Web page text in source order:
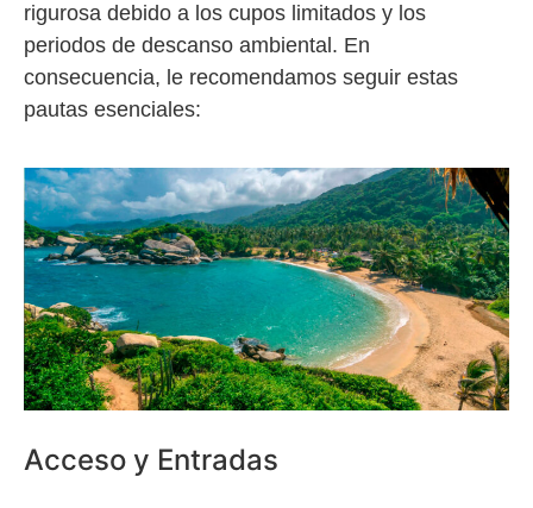
rigurosa debido a los cupos limitados y los
periodos de descanso ambiental. En
consecuencia, le recomendamos seguir estas
pautas esenciales:
Acceso y Entradas